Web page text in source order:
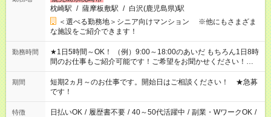
枕崎駅 / 薩摩板敷駅 / 白沢(鹿児島県)駅
＜選べる勤務地＞シニア向けマンション ※他にもさまざま
な施設をご紹介できます！
勤務時間
★1日5時間～OK！ （例）9:00～18:00のあいだ もちろん1日8時
間のお仕事もご紹介可能です！ご希望をお聞かせください！★家
庭の都合でお休みが必要な場合も遠慮なくご相談ください。 ※
週最低15時間以上の勤務が必要です
期間
短期2ヵ月～のお仕事です。開始日はご相談ください！ ★急募
です！
特徴 日払いOK / 履歴書不要 / 40～50代活躍中 / 副業・WワークOK /